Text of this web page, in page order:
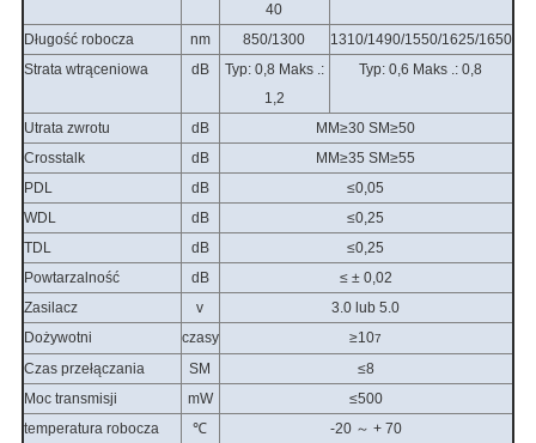
40
Długość robocza nm 850/1300
1310/1490/1550/1625/1650
Strata wtrąceniowa
dB
Typ: 0,8 Maks .:
1,2
Typ: 0,6 Maks .: 0,8
Utrata zwrotu dB
MM≥30 SM≥50
Crosstalk
dB
MM≥35 SM≥55
PDL
dB
≤0,05
WDL
dB
≤0,25
TDL
dB
≤0,25
Powtarzalność
dB
≤ ± 0,02
Zasilacz
v
3.0 lub 5.0
Dożywotni
czasy ≥107
Czas przełączania SM
≤8
Moc transmisji
mW
≤500
temperatura robocza
℃ -20 ～ + 70